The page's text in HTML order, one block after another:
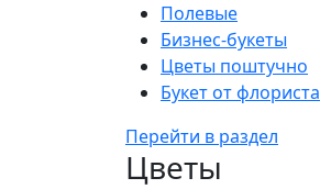
Полевые
Бизнес-букеты
Цветы поштучно
Букет от флориста
Перейти в раздел
Цветы